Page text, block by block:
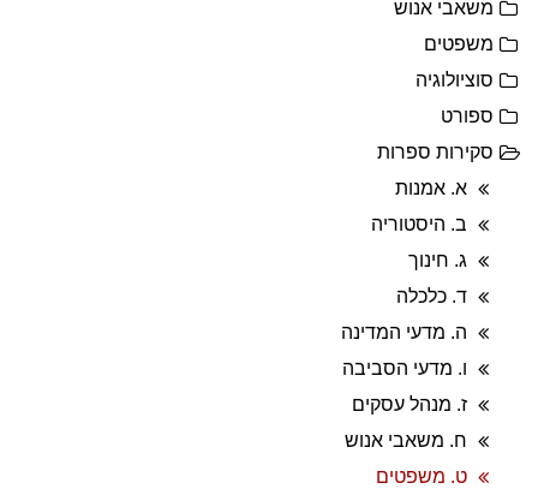
משאבי אנוש
משפטים
סוציולוגיה
ספורט
סקירות ספרות
א. אמנות
ב. היסטוריה
ג. חינוך
ד. כלכלה
ה. מדעי המדינה
ו. מדעי הסביבה
ז. מנהל עסקים
ח. משאבי אנוש
ט. משפטים